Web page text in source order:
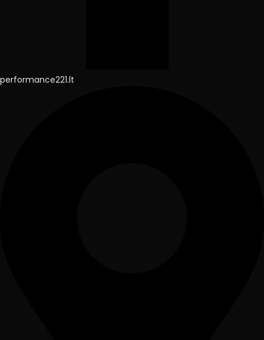
performance221.lt